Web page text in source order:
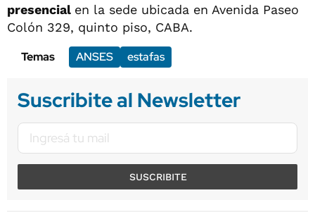
presencial en la sede ubicada en Avenida Paseo
Colón 329, quinto piso, CABA.
Temas
ANSES estafas
Suscribite al Newsletter
SUSCRIBITE